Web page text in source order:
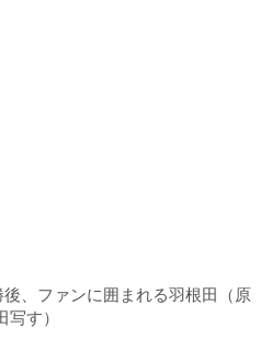
伝えると、「起業された
」と返事をくれた。